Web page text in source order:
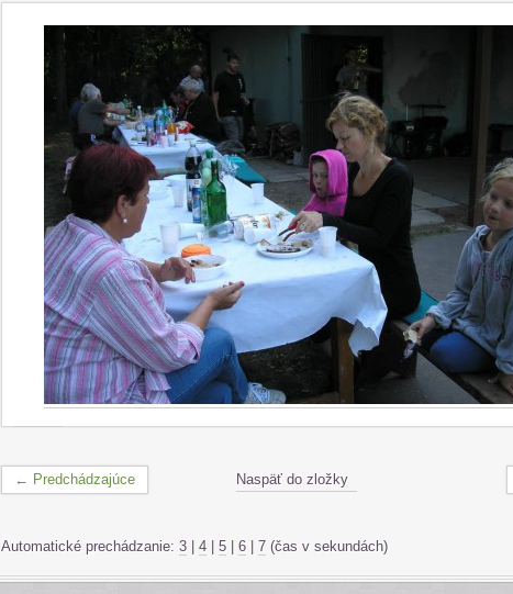
← Predchádzajúce Naspäť do zložky
Automatické prechádzanie: 3 4 5 6 7 (čas v sekundách)